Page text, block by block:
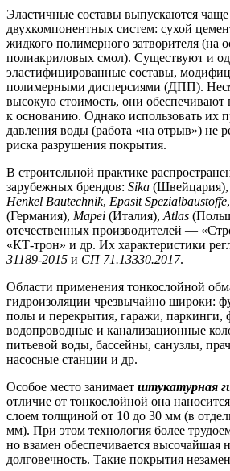
Эластичные составы выпускаются чаще
двухкомпонентных систем: сухой
жидкого полимерного затворителя (на
полиакриловых смол). Существуют и
эластифицированные составы,
полимерными дисперсиями (ДПП).
высокую стоимость, они
к основанию. Однако использовать их
давления воды (работа «на отрыв») не
риска разрушения покрытия.
В строительной практике
зарубежных брендов: Sika (Швейцария),
Henkel Bautechnik, Epasit Spezialbaustoffe
(Германия), Mapei (Италия),Atlas
отечественных производителей —
«КТ-трон» и др. Их характеристики
31189-2015 и СП 71.13330.2017.
Области применения тонкослойной
гидроизоляции чрезвычайно широки:
полы и перекрытия, гаражи, паркинги,
водопроводные и канализационные
питьевой воды, бассейны, санузлы,
насосные станции и др.
Особое место занимает штукатурная
отличие от тонкослойной она
слоем толщиной от 10 до 30 мм (в
мм). При этом технология более
но взамен обеспечивается высочайшая
долговечность. Такие покрытия